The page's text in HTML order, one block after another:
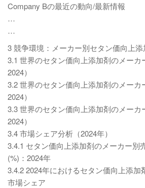
Company Bの最近の動向/最新情報
…
…
3 競争環境：メーカー別セタン価向上
3.1 世界のセタン価向上添加剤のメーカ
2024）
3.2 世界のセタン価向上添加剤のメーカ
2024）
3.3 世界のセタン価向上添加剤のメーカ
2024）
3.4 市場シェア分析（2024年）
3.4.1 セタン価向上添加剤のメーカー別
(%)：2024年
3.4.2 2024年におけるセタン価向上添加
市場シェア